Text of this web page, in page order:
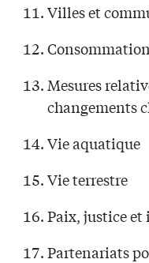
Villes et
Mesures
changements
Vie aquatique
Vie terrestre
Paix, justice
Partenariats